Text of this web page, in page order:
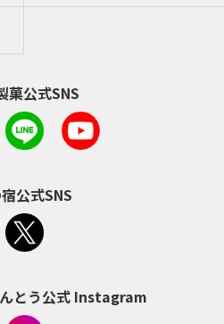
菓公式SNS
公式SNS
とう公式 Instagram